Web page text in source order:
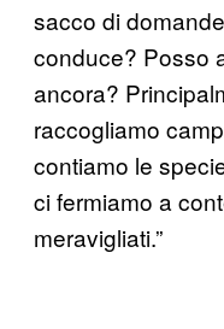
sacco di
conduce? Posso
ancora?
raccogliamo
contiamo le
ci fermiamo a
meravigliati.”